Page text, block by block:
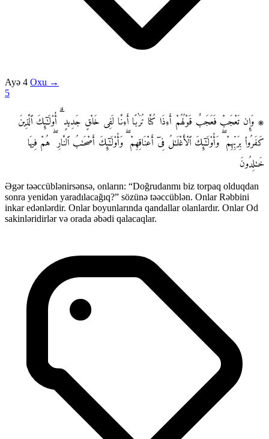
Ayə 4 Oxu →
5
۞ وَإِن تَعْجَبْ فَعَجَبٌ قَوْلُهُمْ أَءِذَا كُنَّا تُرَٰبًا أَءِنَّا لَفِى خَلْقٍ جَدِيدٍ ۗ أُو۟لَـٰٓئِكَ ٱلَّذِينَ
كَفَرُوا۟ بِرَبِّهِمْ ۖ وَأُو۟لَـٰٓئِكَ ٱلْأَغْلَـٰلُ فِىٓ أَعْنَاقِهِمْ ۖ وَأُو۟لَـٰٓئِكَ أَصْحَـٰبُ ٱلنَّارِ ۖ هُمْ فِيهَا
خَـٰلِدُونَ
Əgər təəccüblənirsənsə, onların: “Doğrudanmı biz torpaq olduqdan
sonra yenidən yaradılacağıq?” sözünə təəccüblən. Onlar Rəbbini
inkar edənlərdir. Onlar boyunlarında qandallar olanlardır. Onlar Od
sakinləridirlər və orada əbədi qalacaqlar.